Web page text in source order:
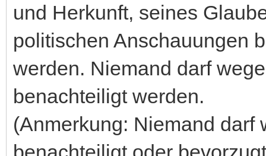
und Herkunft, seines
politischen Anschauungen
werden. Niemand darf
benachteiligt werden.
(Anmerkung: Niemand darf